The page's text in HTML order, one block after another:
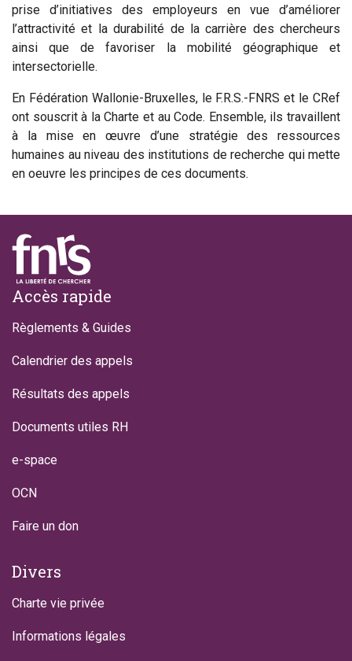
prise d’initiatives des employeurs en vue d’améliorer
l’attractivité et la durabilité de la carrière des chercheurs
ainsi que de favoriser la mobilité géographique et
intersectorielle.
En Fédération Wallonie-Bruxelles, le F.R.S.-FNRS et le CRef
ont souscrit à la Charte et au Code. Ensemble, ils travaillent
à la mise en œuvre d’une stratégie des ressources
humaines au niveau des institutions de recherche qui mette
en oeuvre les principes de ces documents.
Footer
Accès rapide
Règlements & Guides
Calendrier des appels
Résultats des appels
Documents utiles RH
e-space
OCN
Faire un don
Divers
Charte vie privée
Informations légales